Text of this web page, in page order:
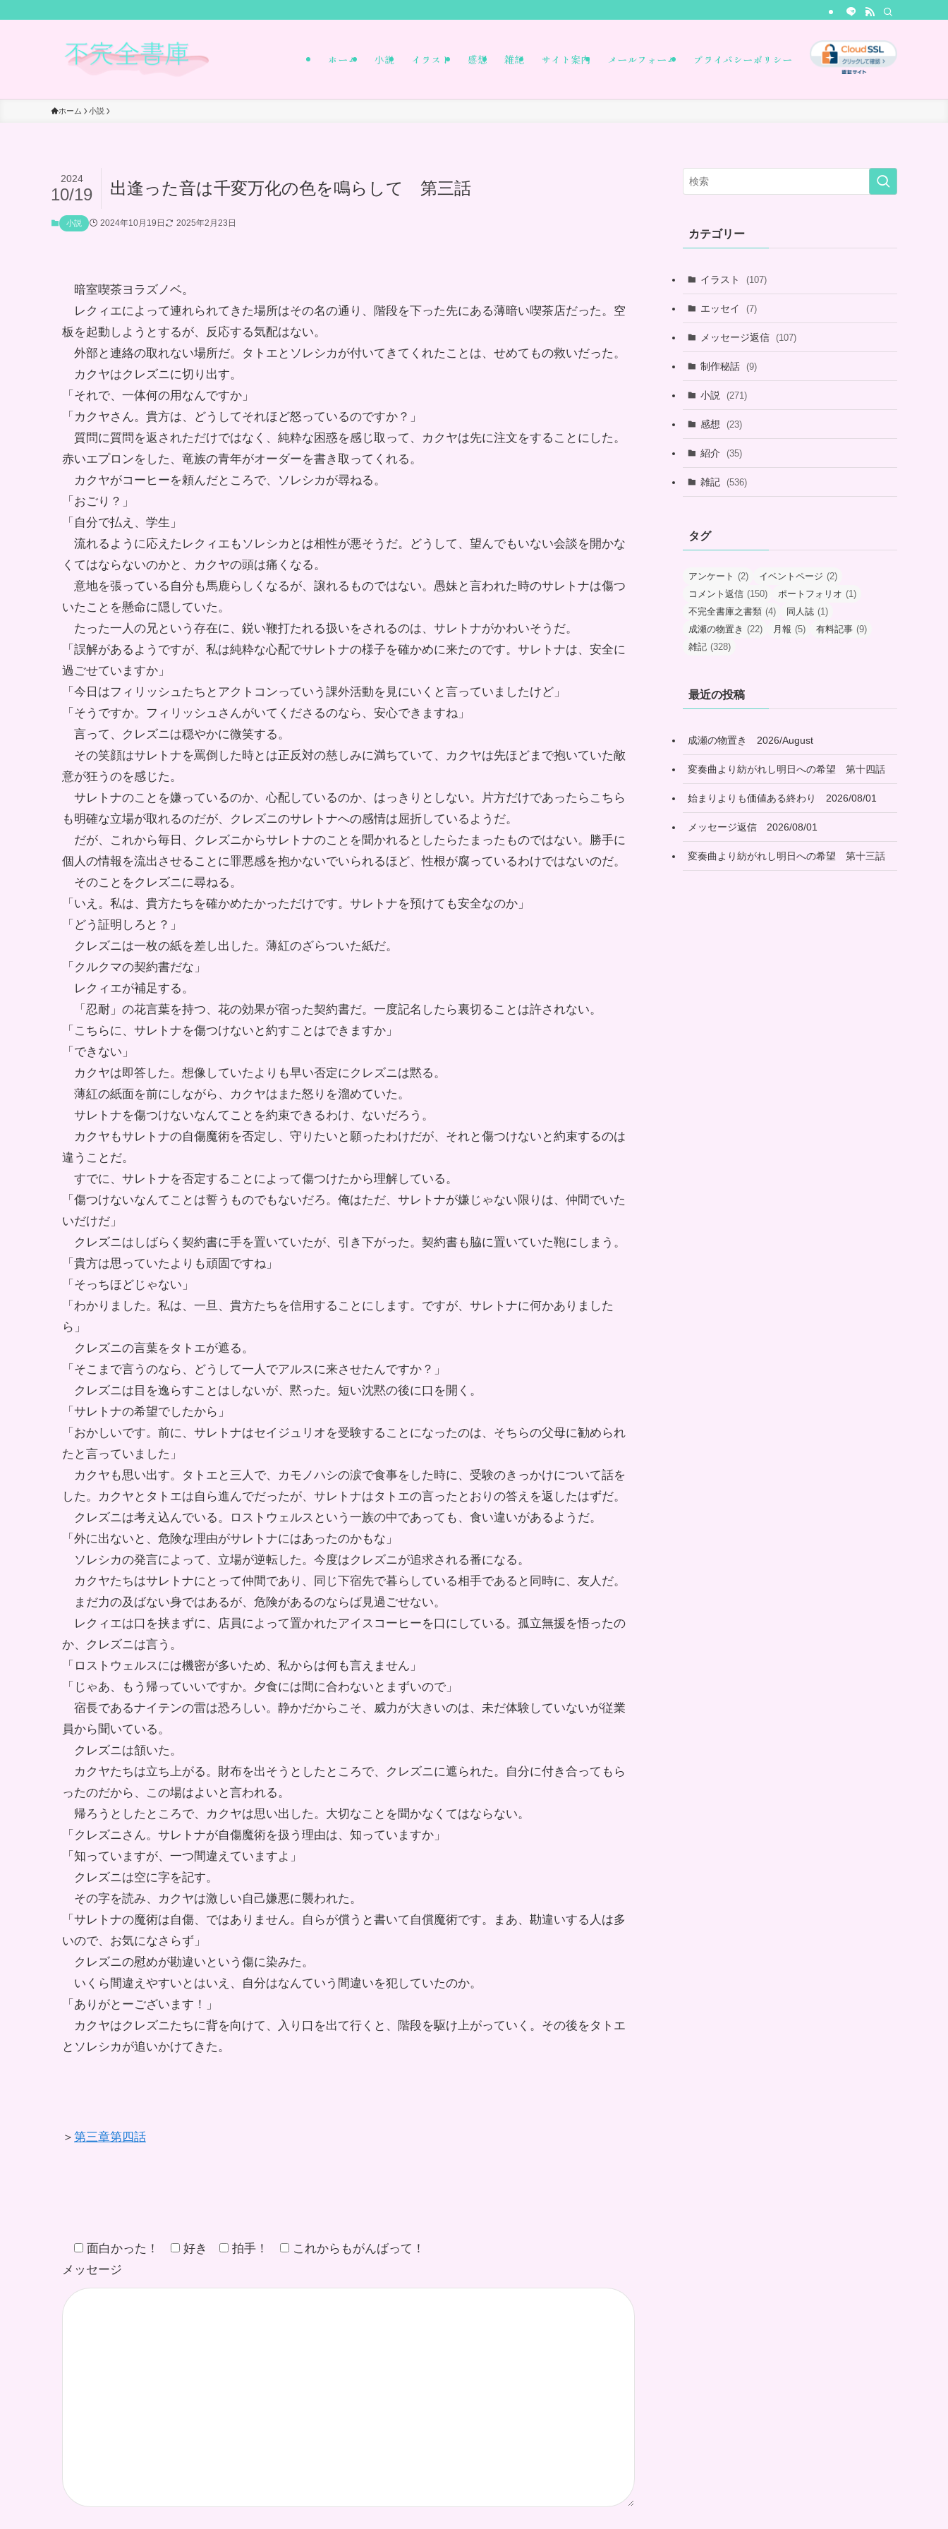
ホーム 小説 イラスト 感想 雑記 サイト案内 メールフォーム プライバシーポリシー
ホーム 小説
出逢った音は千変万化の色を鳴らして 第三話
2024
10/19
小説 2024年10月19日 2025年2月23日
暗室喫茶ヨラズノベ。
レクィエによって連れられてきた場所はその名の通り、階段を下った先にある薄暗い喫茶店だった。空
板を起動しようとするが、反応する気配はない。
外部と連絡の取れない場所だ。タトエとソレシカが付いてきてくれたことは、せめてもの救いだった。
カクヤはクレズニに切り出す。
「それで、一体何の用なんですか」
「カクヤさん。貴方は、どうしてそれほど怒っているのですか？」
質問に質問を返されただけではなく、純粋な困惑を感じ取って、カクヤは先に注文をすることにした。
赤いエプロンをした、竜族の青年がオーダーを書き取ってくれる。
カクヤがコーヒーを頼んだところで、ソレシカが尋ねる。
「おごり？」
「自分で払え、学生」
流れるように応えたレクィエもソレシカとは相性が悪そうだ。どうして、望んでもいない会談を開かな
くてはならないのかと、カクヤの頭は痛くなる。
意地を張っている自分も馬鹿らしくなるが、譲れるものではない。愚妹と言われた時のサレトナは傷つ
いたことを懸命に隠していた。
たった一人の兄という存在に、鋭い鞭打たれる扱いをされるのは、サレトナがかわいそうだ。
「誤解があるようですが、私は純粋な心配でサレトナの様子を確かめに来たのです。サレトナは、安全に
過ごせていますか」
「今日はフィリッシュたちとアクトコンっていう課外活動を見にいくと言っていましたけど」
「そうですか。フィリッシュさんがいてくださるのなら、安心できますね」
言って、クレズニは穏やかに微笑する。
その笑顔はサレトナを罵倒した時とは正反対の慈しみに満ちていて、カクヤは先ほどまで抱いていた敵
意が狂うのを感じた。
サレトナのことを嫌っているのか、心配しているのか、はっきりとしない。片方だけであったらこちら
も明確な立場が取れるのだが、クレズニのサレトナへの感情は屈折しているようだ。
だが、これから毎日、クレズニからサレトナのことを聞かれるとしたらたまったものではない。勝手に
個人の情報を流出させることに罪悪感を抱かないでいられるほど、性根が腐っているわけではないのだ。
そのことをクレズニに尋ねる。
「いえ。私は、貴方たちを確かめたかっただけです。サレトナを預けても安全なのか」
「どう証明しろと？」
クレズニは一枚の紙を差し出した。薄紅のざらついた紙だ。
「クルクマの契約書だな」
レクィエが補足する。
「忍耐」の花言葉を持つ、花の効果が宿った契約書だ。一度記名したら裏切ることは許されない。
「こちらに、サレトナを傷つけないと約すことはできますか」
「できない」
カクヤは即答した。想像していたよりも早い否定にクレズニは黙る。
薄紅の紙面を前にしながら、カクヤはまた怒りを溜めていた。
サレトナを傷つけないなんてことを約束できるわけ、ないだろう。
カクヤもサレトナの自傷魔術を否定し、守りたいと願ったわけだが、それと傷つけないと約束するのは
違うことだ。
すでに、サレトナを否定することによって傷つけたから理解している。
「傷つけないなんてことは誓うものでもないだろ。俺はただ、サレトナが嫌じゃない限りは、仲間でいた
いだけだ」
クレズニはしばらく契約書に手を置いていたが、引き下がった。契約書も脇に置いていた鞄にしまう。
「貴方は思っていたよりも頑固ですね」
「そっちほどじゃない」
「わかりました。私は、一旦、貴方たちを信用することにします。ですが、サレトナに何かありました
ら」
クレズニの言葉をタトエが遮る。
「そこまで言うのなら、どうして一人でアルスに来させたんですか？」
クレズニは目を逸らすことはしないが、黙った。短い沈黙の後に口を開く。
「サレトナの希望でしたから」
「おかしいです。前に、サレトナはセイジュリオを受験することになったのは、そちらの父母に勧められ
たと言っていました」
カクヤも思い出す。タトエと三人で、カモノハシの涙で食事をした時に、受験のきっかけについて話を
した。カクヤとタトエは自ら進んでだったが、サレトナはタトエの言ったとおりの答えを返したはずだ。
クレズニは考え込んでいる。ロストウェルスという一族の中であっても、食い違いがあるようだ。
「外に出ないと、危険な理由がサレトナにはあったのかもな」
ソレシカの発言によって、立場が逆転した。今度はクレズニが追求される番になる。
カクヤたちはサレトナにとって仲間であり、同じ下宿先で暮らしている相手であると同時に、友人だ。
まだ力の及ばない身ではあるが、危険があるのならば見過ごせない。
レクィエは口を挟まずに、店員によって置かれたアイスコーヒーを口にしている。孤立無援を悟ったの
か、クレズニは言う。
「ロストウェルスには機密が多いため、私からは何も言えません」
「じゃあ、もう帰っていいですか。夕食には間に合わないとまずいので」
宿長であるナイテンの雷は恐ろしい。静かだからこそ、威力が大きいのは、未だ体験していないが従業
員から聞いている。
クレズニは頷いた。
カクヤたちは立ち上がる。財布を出そうとしたところで、クレズニに遮られた。自分に付き合ってもら
ったのだから、この場はよいと言われる。
帰ろうとしたところで、カクヤは思い出した。大切なことを聞かなくてはならない。
「クレズニさん。サレトナが自傷魔術を扱う理由は、知っていますか」
「知っていますが、一つ間違えていますよ」
クレズニは空に字を記す。
その字を読み、カクヤは激しい自己嫌悪に襲われた。
「サレトナの魔術は自傷、ではありません。自らが償うと書いて自償魔術です。まあ、勘違いする人は多
いので、お気になさらず」
クレズニの慰めが勘違いという傷に染みた。
いくら間違えやすいとはいえ、自分はなんていう間違いを犯していたのか。
「ありがとーございます！」
カクヤはクレズニたちに背を向けて、入り口を出て行くと、階段を駆け上がっていく。その後をタトエ
とソレシカが追いかけてきた。
＞ 第三章第四話
面白かった！ 好き 拍手！
これからもがんばって！
メッセージ
カテゴリー
イラスト (107)
エッセイ (7)
メッセージ返信 (107)
制作秘話 (9)
小説 (271)
感想 (23)
紹介 (35)
雑記 (536)
タグ
アンケート (2) イベントページ (2)
コメント返信 (150) ポートフォリオ (1)
不完全書庫之書類 (4) 同人誌 (1)
成瀬の物置き (22) 月報 (5) 有料記事 (9)
雑記 (328)
最近の投稿
成瀬の物置き 2026/August
変奏曲より紡がれし明日への希望 第十四話
始まりよりも価値ある終わり 2026/08/01
メッセージ返信 2026/08/01
変奏曲より紡がれし明日への希望 第十三話